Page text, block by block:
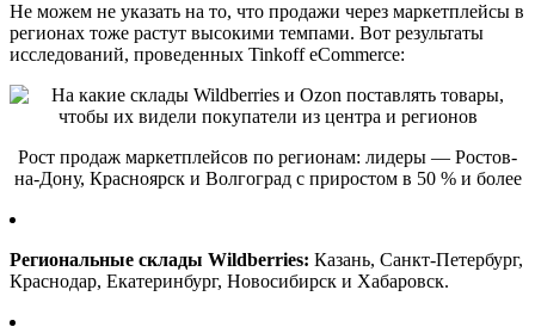
Не можем не указать на то, что продажи через маркетплейсы в
регионах тоже растут высокими темпами. Вот результаты
исследований, проведенных Tinkoff eCommerce:
Рост продаж маркетплейсов по регионам: лидеры — Ростов-
на-Дону, Красноярск и Волгоград с приростом в 50 % и более
Региональные склады Wildberries: Казань, Санкт-Петербург,
Краснодар, Екатеринбург, Новосибирск и Хабаровск.